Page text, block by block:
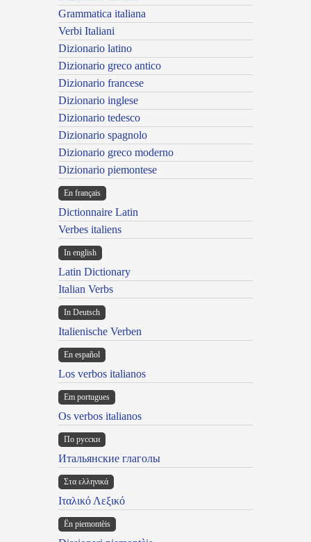
Grammatica italiana
Verbi Italiani
Dizionario latino
Dizionario greco antico
Dizionario francese
Dizionario inglese
Dizionario tedesco
Dizionario spagnolo
Dizionario greco moderno
Dizionario piemontese
En français
Dictionnaire Latin
Verbes italiens
In english
Latin Dictionary
Italian Verbs
In Deutsch
Italienische Verben
En español
Los verbos italianos
Em portugues
Os verbos italianos
По русски
Итальянские глаголы
Στα ελληνικά
Ιταλικό Λεξικό
Ën piemontèis